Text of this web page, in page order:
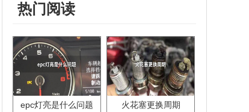
热门阅读
epc灯亮是什么问题 火花塞更换周期